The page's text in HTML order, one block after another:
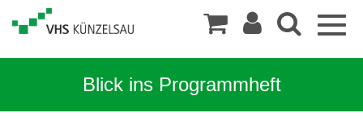
Blick ins Programmheft